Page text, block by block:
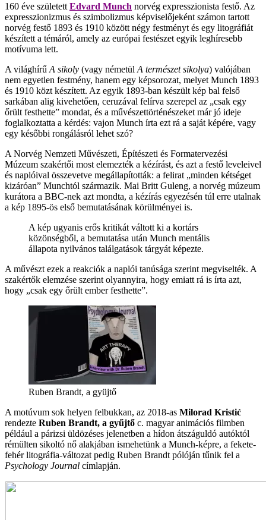
160 éve született Edvard Munch norvég expresszionista festő. Az
expresszionizmus és szimbolizmus képviselőjeként számon tartott
norvég festő 1893 és 1910 között négy festményt és egy litográfiát
készített a témáról, amely az európai festészet egyik leghíresebb
motívuma lett.
A világhírű A sikoly (vagy németül A természet sikolya) valójában
nem egyetlen festmény, hanem egy képsorozat, melyet Munch 1893
és 1910 közt készített. Az egyik 1893-ban készült kép bal felső
sarkában alig kivehetően, ceruzával felírva szerepel az „csak egy
őrült festhette” mondat, és a művészettörténészeket már jó ideje
foglalkoztatta a kérdés: vajon Munch írta ezt rá a saját képére, vagy
egy későbbi rongálásról lehet szó?
A Norvég Nemzeti Művészeti, Építészeti és Formatervezési
Múzeum szakértői most elemezték a kézírást, és azt a festő leveleivel
és naplóival összevetve megállapították: a felirat „minden kétséget
kizáróan” Munchtól származik. Mai Britt Guleng, a norvég múzeum
kurátora a BBC-nek azt mondta, a kézírás egyezésén túl erre utalnak
a kép 1895-ös első bemutatásának körülményei is.
A kép ugyanis erős kritikát váltott ki a kortárs
közönségből, a bemutatása után Munch mentális
állapota nyilvános találgatások tárgyát képezte.
A művészt ezek a reakciók a naplói tanúsága szerint megviselték. A
szakértők elemzése szerint olyannyira, hogy emiatt rá is írta azt,
hogy „csak egy őrült ember festhette”.
Ruben Brandt, a gyüjtő
A motúvum sok helyen felbukkan, az 2018-as Milorad Kristić
rendezte Ruben Brandt, a gyűjtő c. magyar animációs filmben
például a párizsi üldözéses jelenetben a hídon átszáguldó autóktól
rémülten sikoltó nő alakjában ismehetünk a Munch-képre, a fekete-
fehér litográfia-változat pedig Ruben Brandt pólóján tűnik fel a
Psychology Journal címlapján.